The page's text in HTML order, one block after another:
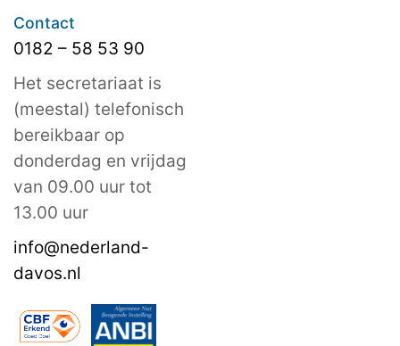
Contact
0182 – 58 53 90
Het secretariaat is
(meestal) telefonisch
bereikbaar op
donderdag en vrijdag
van 09.00 uur tot
13.00 uur
info@nederland-
davos.nl